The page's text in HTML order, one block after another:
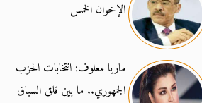
الإخوان الخمس
ماريا معلوف: انتخابات الحزب
الجمهوري.. ما بين قلق السباق